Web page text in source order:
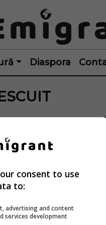
Diaspora
consent to use
to:
advertising and content
services development